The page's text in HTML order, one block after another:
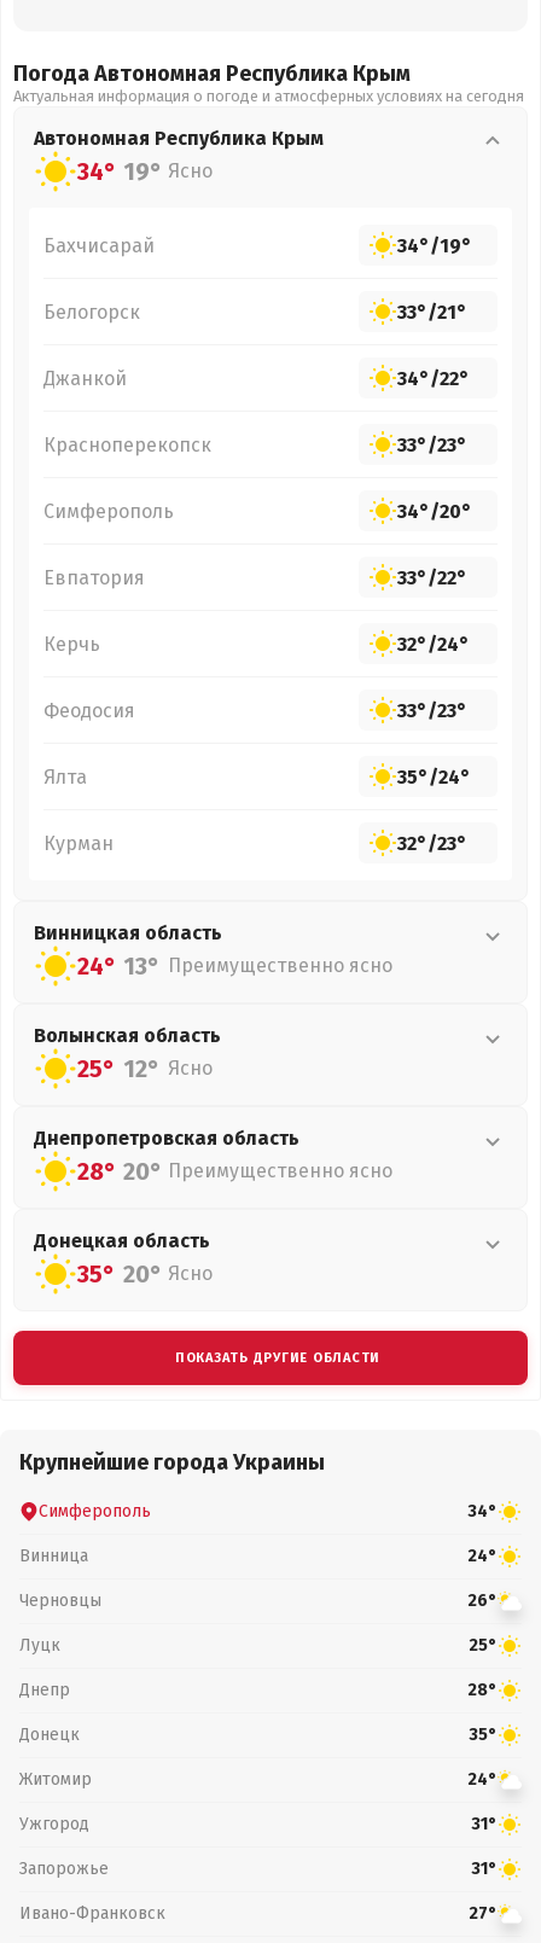
Погода Автономная Республика Крым
Актуальная информация о погоде и атмосферных условиях на сегодня
Автономная Республика Крым
34° 19° Ясно
Бахчисарай 34°/19°
Белогорск 33°/21°
Джанкой 34°/22°
Красноперекопск 33°/23°
Симферополь 34°/20°
Евпатория 33°/22°
Керчь 32°/24°
Феодосия 33°/23°
Ялта 35°/24°
Курман 32°/23°
Винницкая область
24° 13° Преимущественно ясно
Волынская область
25° 12° Ясно
Днепропетровская область
28° 20° Преимущественно ясно
Донецкая область
35° 20° Ясно
ПОКАЗАТЬ ДРУГИЕ ОБЛАСТИ
Крупнейшие города Украины
Симферополь 34°
Винница 24°
Черновцы 26°
Луцк 25°
Днепр 28°
Донецк 35°
Житомир 24°
Ужгород 31°
Запорожье 31°
Ивано-Франковск 27°